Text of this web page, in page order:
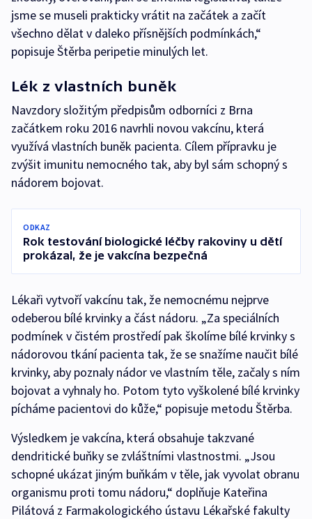
jsme se museli prakticky vrátit na začátek a začít
všechno dělat v daleko přísnějších podmínkách,“
popisuje Štěrba peripetie minulých let.
Lék z vlastních buněk
Navzdory složitým předpisům odborníci z Brna
začátkem roku 2016 navrhli novou vakcínu, která
využívá vlastních buněk pacienta. Cílem přípravku je
zvýšit imunitu nemocného tak, aby byl sám schopný s
nádorem bojovat.
ODKAZ
Rok testování biologické léčby rakoviny u dětí
prokázal, že je vakcína bezpečná
Lékaři vytvoří vakcínu tak, že nemocnému nejprve
odeberou bílé krvinky a část nádoru. „Za speciálních
podmínek v čistém prostředí pak školíme bílé krvinky s
nádorovou tkání pacienta tak, že se snažíme naučit bílé
krvinky, aby poznaly nádor ve vlastním těle, začaly s ním
bojovat a vyhnaly ho. Potom tyto vyškolené bílé krvinky
pícháme pacientovi do kůže,“ popisuje metodu Štěrba.
Výsledkem je vakcína, která obsahuje takzvané
dendritické buňky se zvláštními vlastnostmi. „Jsou
schopné ukázat jiným buňkám v těle, jak vyvolat obranu
organismu proti tomu nádoru,“ doplňuje Kateřina
Pilátová z Farmakologického ústavu Lékařské fakulty